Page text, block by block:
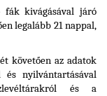
fák kivágásával járó
legalább 21 nappal,
követően az adatok
és nyilvántartásával
és a